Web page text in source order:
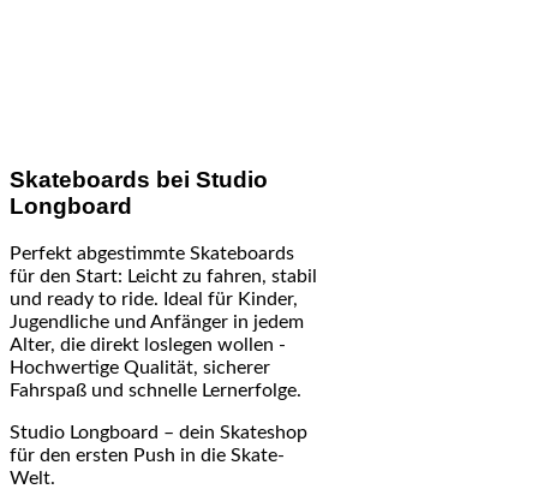
Skateboards bei Studio
Longboard
Perfekt abgestimmte Skateboards
für den Start: Leicht zu fahren, stabil
und ready to ride. Ideal für Kinder,
Jugendliche und Anfänger in jedem
Alter, die direkt loslegen wollen -
Hochwertige Qualität, sicherer
Fahrspaß und schnelle Lernerfolge.
Studio Longboard – dein Skateshop
für den ersten Push in die Skate-
Welt.